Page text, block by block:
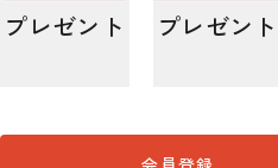
プレゼント プレゼント